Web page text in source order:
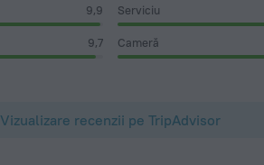
9,9 Serviciu
9,7 Cameră
Vizualizare recenzii pe TripAdvisor